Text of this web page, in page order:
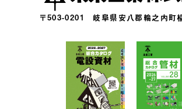
〒503-0201 岐阜県安八郡輪之内町